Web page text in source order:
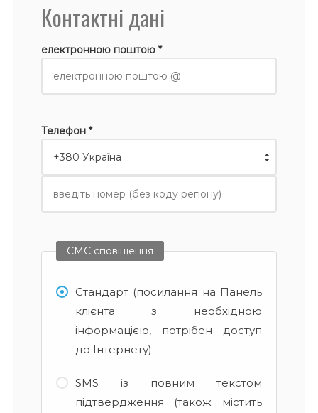
Контактні дані
електронною поштою *
Телефон *
СМС сповіщення
Стандарт (посилання на Панель
клієнта з необхідною
інформацією, потрібен доступ
до Інтернету)
SMS із повним текстом
підтвердження (також містить